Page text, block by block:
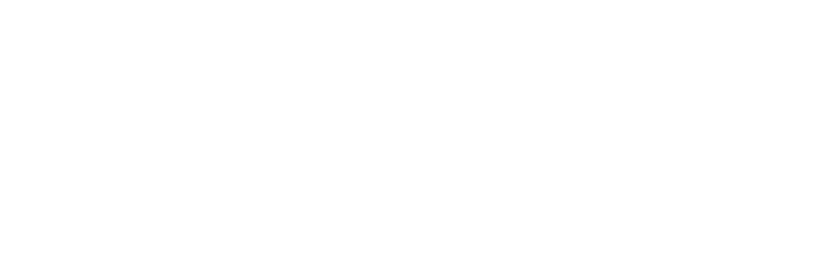
Ulmanem. Wysłuchaliśmy interesujących historii i bajek, obejrzeliśmy
Na koniec czekała nas niespodzianka-bajki z autografem autora.
chwile.